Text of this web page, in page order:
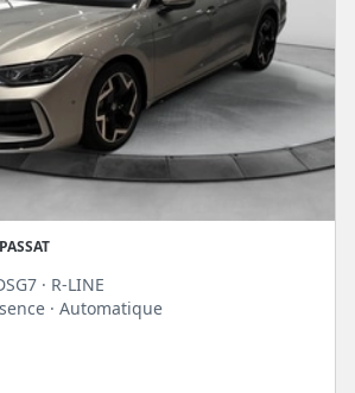
PASSAT
· R-LINE
· Automatique